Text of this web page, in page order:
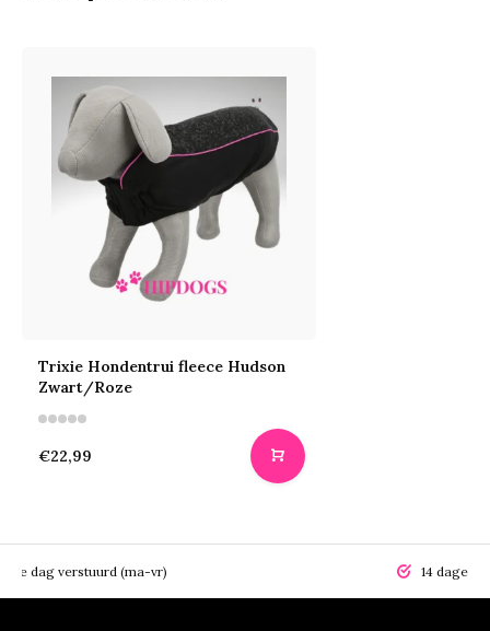
Trixie Hondentrui fleece Hudson
Zwart/Roze
€22,99
dag verstuurd (ma-vr) 14 dagen